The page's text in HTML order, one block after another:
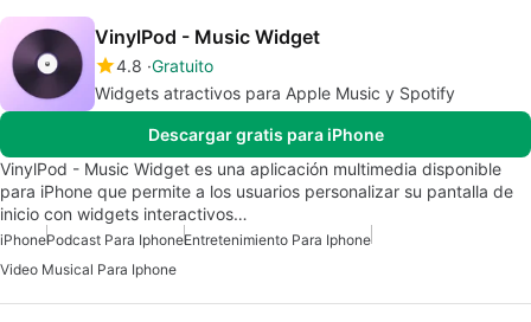
VinylPod - Music Widget
4.8 Gratuito
Widgets atractivos para Apple Music y Spotify
Descargar gratis para iPhone
VinylPod - Music Widget es una aplicación multimedia disponible
para iPhone que permite a los usuarios personalizar su pantalla de
inicio con widgets interactivos…
iPhonePodcast Para IphoneEntretenimiento Para Iphone
Video Musical Para Iphone